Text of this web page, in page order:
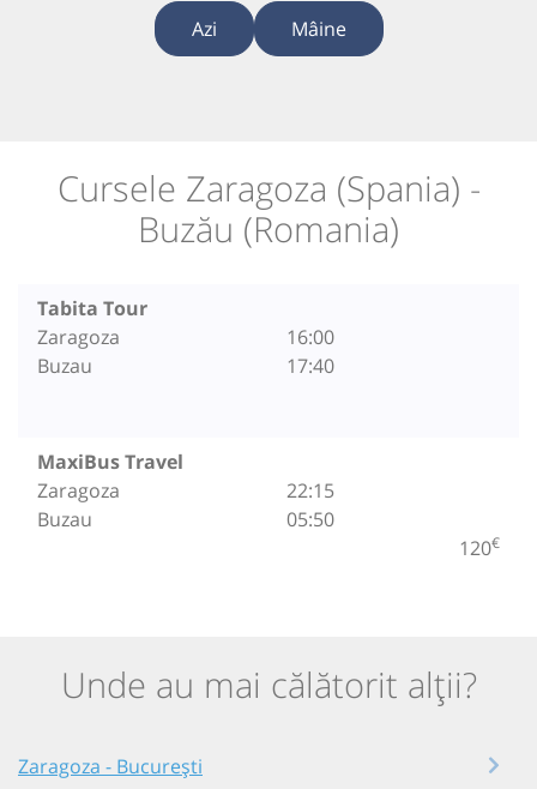
Azi Mâine
Cursele Zaragoza (Spania) -
Buzău (Romania)
Tabita Tour
Zaragoza
Buzau
16:00
17:40
MaxiBus Travel
Zaragoza
Buzau
22:15
05:50
120€
Unde au mai călătorit alții?
Zaragoza - București